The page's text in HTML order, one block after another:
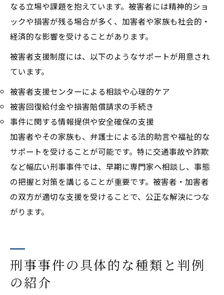
なる立場や課題を抱えています。被害者には精神的ショ
ックや損害が残る場合が多く、加害者や家族も社会的・
経済的な影響を受けることがあります。
被害者支援制度には、以下のようなサポートが用意され
ています。
被害者支援センターによる相談や心理的ケア
被害回復給付金や損害賠償請求の手続き
事件に関する情報提供や安全確保の支援
加害者やその家族も、弁護士による法的助言や福祉的な
サポートを受けることが可能です。特に交通事故や詐欺
など幅広い刑事事件では、早期に専門家へ相談し、事態
の把握と対策を講じることが重要です。被害者・加害者
の双方が適切な支援を受けることで、公正な解決につな
がります。
刑事事件の具体的な種類と判例
の紹介